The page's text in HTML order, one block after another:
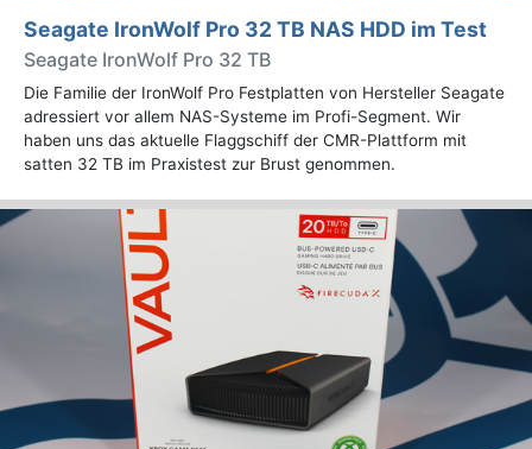
Seagate IronWolf Pro 32 TB NAS HDD im Test
Seagate IronWolf Pro 32 TB
Die Familie der IronWolf Pro Festplatten von Hersteller Seagate
adressiert vor allem NAS-Systeme im Profi-Segment. Wir
haben uns das aktuelle Flaggschiff der CMR-Plattform mit
satten 32 TB im Praxistest zur Brust genommen.